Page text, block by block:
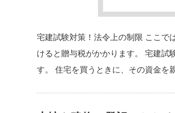
宅建試験対策！法令上の制限 ここで
けると贈与税がかかります。 宅建試
す。 住宅を買うときに、その資金